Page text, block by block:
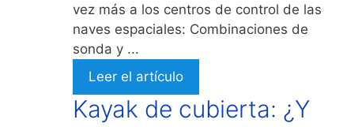
vez más a los centros de control de las
naves espaciales: Combinaciones de
sonda y ...
Leer el artículo
Kayak de cubierta: ¿Y